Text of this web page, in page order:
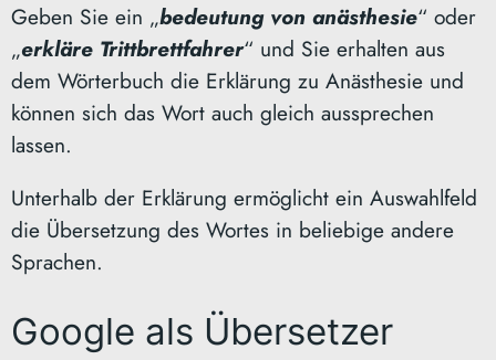
Geben Sie ein „bedeutung von anästhesie“ oder
„erkläre Trittbrettfahrer“ und Sie erhalten aus
dem Wörterbuch die Erklärung zu Anästhesie und
können sich das Wort auch gleich aussprechen
lassen.
Unterhalb der Erklärung ermöglicht ein Auswahlfeld
die Übersetzung des Wortes in beliebige andere
Sprachen.
Google als Übersetzer